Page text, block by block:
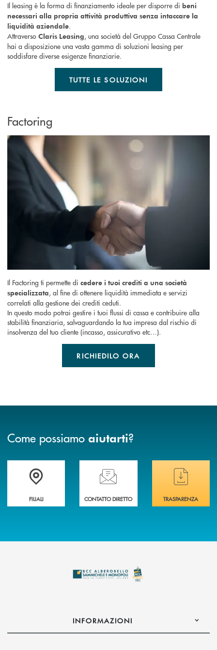
Il leasing è la forma di finanziamento ideale per disporre di beni
necessari alla propria attività produttiva senza intaccare la
liquidità aziendale.
Attraverso Claris Leasing, una società del Gruppo Cassa Centrale
hai a disposizione una vasta gamma di soluzioni leasing per
soddisfare diverse esigenze finanziarie.
TUTTE LE SOLUZIONI
Factoring
Il Factoring ti permette di cedere i tuoi crediti a una società
specializzata, al fine di ottenere liquidità immediata e servizi
correlati alla gestione dei crediti ceduti.
In questo modo potrai gestire i tuoi flussi di cassa e contribuire alla
stabilità finanziaria, salvaguardando la tua impresa dal rischio di
insolvenza del tuo cliente (incasso, assicurativo etc…).
RICHIEDILO ORA
Come possiamo aiutarti?
Trova la filiale più vicina a te
FILIALI
Hai bisogno di assistenza immediata ?
CONTATTO DIRETTO
Hai bisogno di
TRASPARENZA
INFORMAZIONI